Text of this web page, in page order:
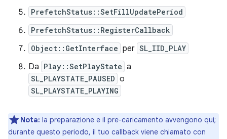
PrefetchStatus::SetFillUpdatePeriod
PrefetchStatus::RegisterCallback
Object::GetInterface per SL_IID_PLAY
Da Play::SetPlayState a
SL_PLAYSTATE_PAUSED o
SL_PLAYSTATE_PLAYING
Nota: la preparazione e il pre-caricamento avvengono qui;
durante questo periodo, il tuo callback viene chiamato con